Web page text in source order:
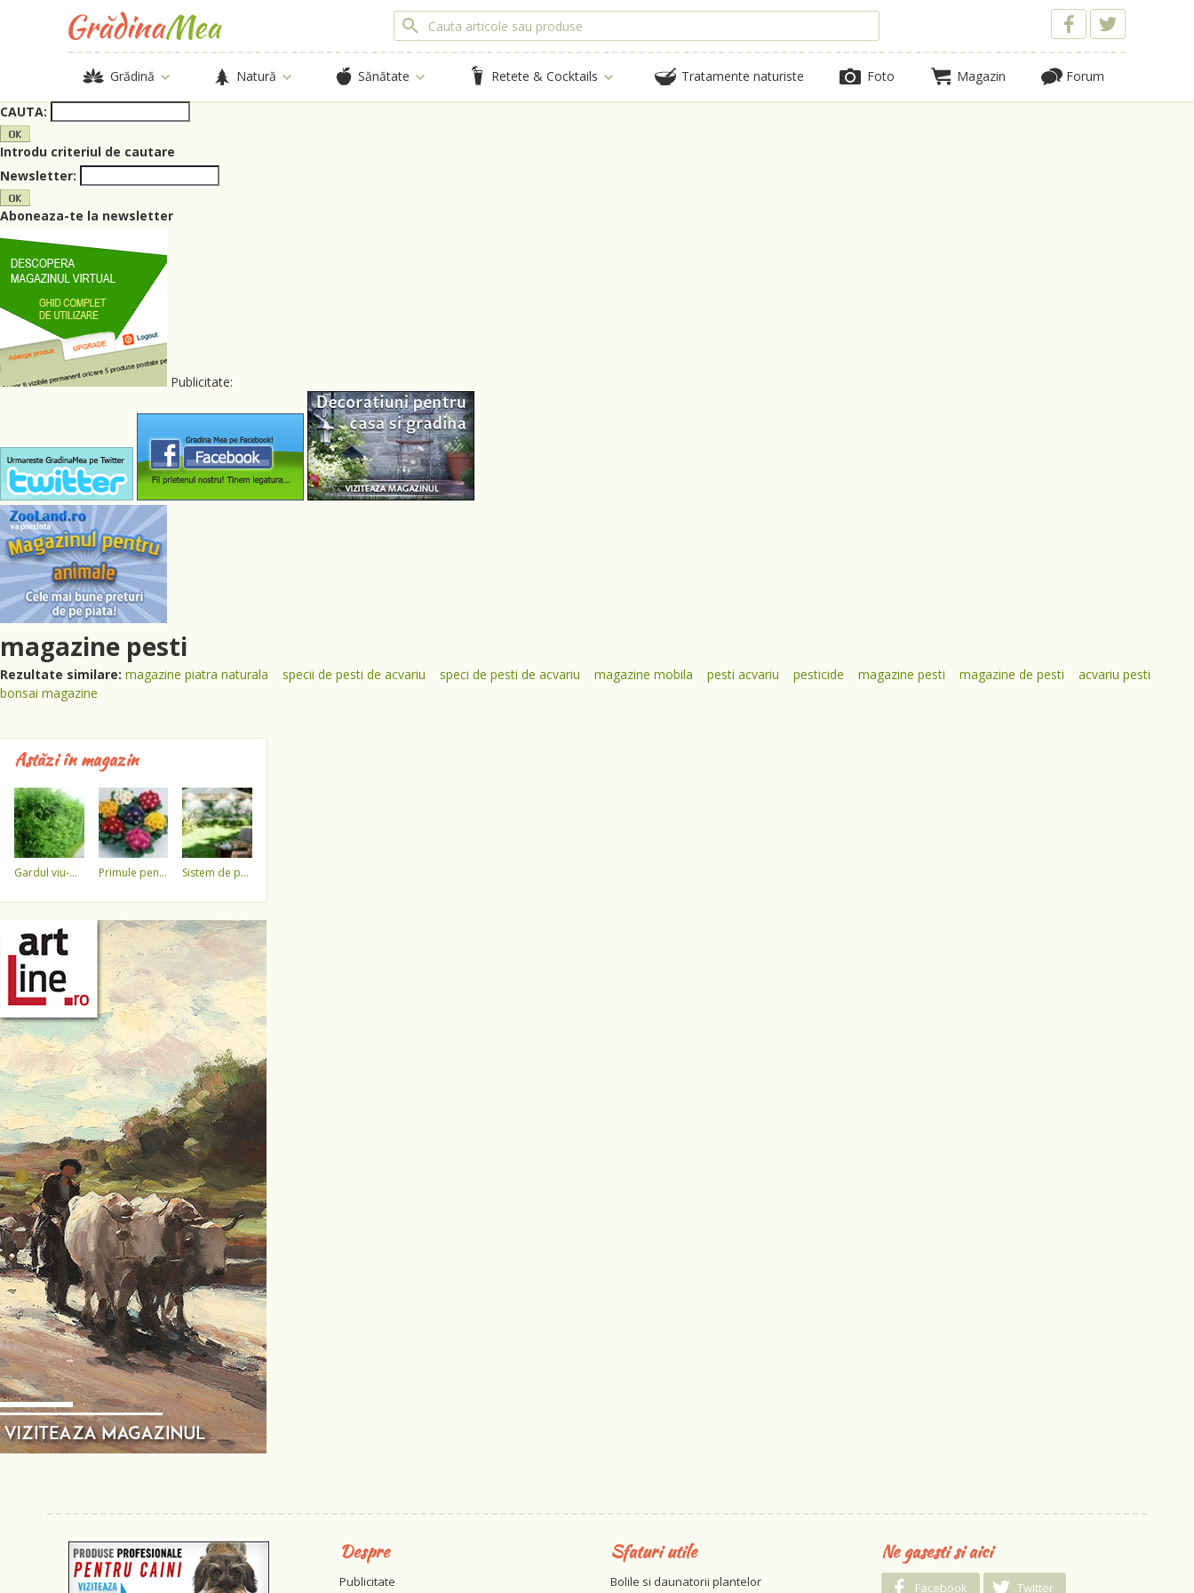
Grădină Natură Sănătate Retete & Cocktails Tratamente naturiste Foto Magazin Forum
CAUTA:
Introdu criteriul de cautare
Newsletter:
Aboneaza-te la newsletter
Publicitate:
magazine pesti
Rezultate similare: magazine piatra naturala specii de pesti de acvariu speci de pesti de acvariu magazine mobila pesti acvariu pesticide magazine pesti magazine de pesti
acvariu pesti
bonsai magazine
Astăzi în magazin
gardul viu-minune! primule pentru 1 martie 3,5 lei / ghiveci !!!! sistem de pulverizare a apei
Despre
Publicitate
Sfaturi utile
Bolile si daunatorii plantelor
Ne gasesti si aici
Facebook Twitter